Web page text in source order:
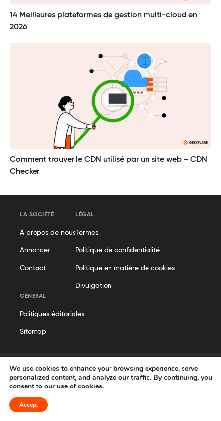
14 Meilleures plateformes de gestion multi-cloud en
2026
Comment trouver le CDN utilisé par un site web – CDN
Checker
LA SOCIÉTÉ
À propos de nous
Annoncer
Contact
LÉGAL
Termes
Politique de confidentialité
Politique en matière de cookies
Divulgation
GÉNÉRAL
Politiques éditoriales
Sitemap
© Geekflare
Tous droits réservés. Geekflare® est une marque déposée.
We use cookies to enhance your browsing experience, serve
personalized content, and analyze our traffic. By continuing, you
consent to our use of cookies.
Accept